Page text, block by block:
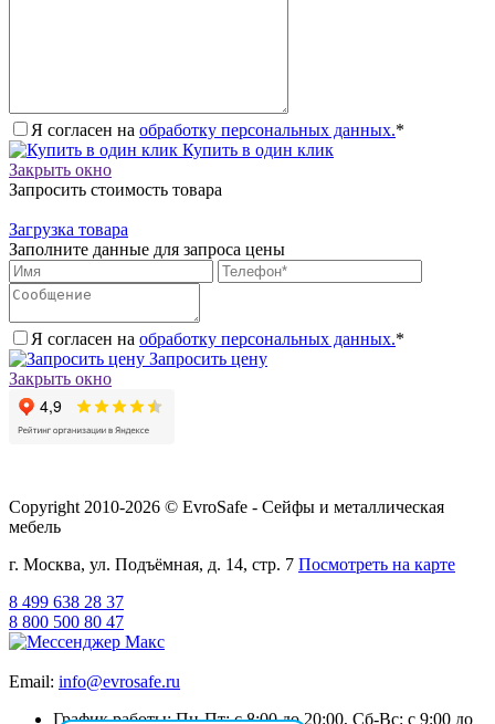
Я согласен на обработку персональных данных.*
Купить в один клик
Закрыть окно
Запросить стоимость товара
Загрузка товара
Заполните данные для запроса цены
Я согласен на обработку персональных данных.*
Запросить цену
Закрыть окно
Copyright 2010-2026 © EvroSafe - Сейфы и металлическая
мебель
г. Москва, ул. Подъёмная, д. 14, стр. 7 Посмотреть на карте
8 499 638 28 37
8 800 500 80 47
Email: info@evrosafe.ru
График работы: Пн-Пт: с 8:00 до 20:00, Сб-Вс: с 9:00 до